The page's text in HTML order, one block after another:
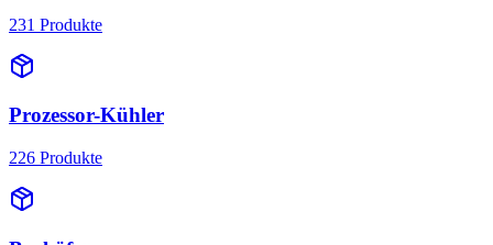
231 Produkte
Prozessor-Kühler
226 Produkte